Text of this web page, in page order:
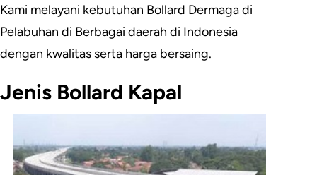
Kami melayani kebutuhan Bollard Dermaga di
Pelabuhan di Berbagai daerah di Indonesia
dengan kwalitas serta harga bersaing.
Jenis Bollard Kapal